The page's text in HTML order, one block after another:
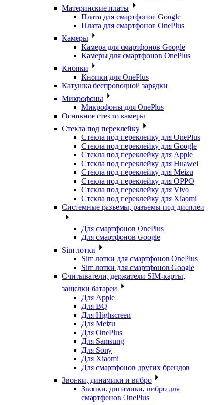
Материнские платы
Плата для смартфонов Google
Плата для смартфонов OnePlus
Камеры
Камера для смартфонов Google
Камеры для смартфонов OnePlus
Кнопки
Кнопки для OnePlus
Катушка беспроводной зарядки
Микрофоны
Микрофоны для OnePlus
Основное стекло камеры
Стекла под переклейку
Стекла под переклейку для OnePlus
Стекла под переклейку для Google
Стекла под переклейку для Apple
Стекла под переклейку для Huawei
Стекла под переклейку для Meizu
Стекла под переклейку для OPPO
Стекла под переклейку для Vivo
Стекла под переклейку для Xiaomi
Системные разъемы, разъемы под дисплеи
Для смартфонов OnePlus
Для смартфонов Google
Sim лотки
Sim лотки для смартфонов OnePlus
Sim лотки для смартфонов Google
Считыватели, держатели SIM-карты,
защелки батареи
Для Apple
Для BQ
Для Highscreen
Для Meizu
Для OnePlus
Для Samsung
Для Sony
Для Xiaomi
Для смартфонов других брендов
Звонки, динамики и вибро
Звонки, динамики, вибро для
смартфонов OnePlus